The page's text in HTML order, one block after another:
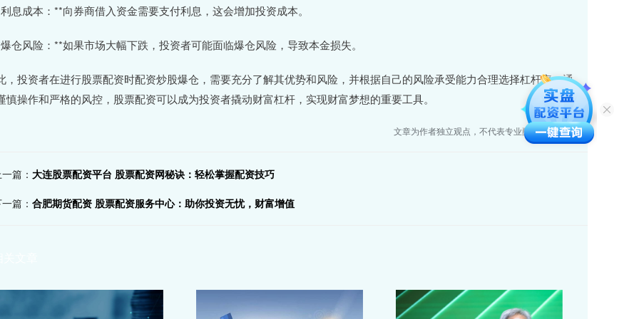
息成本：**向券商借入资金需要支付利息，这会增加投资成本。
仓风险：**如果市场大幅下跌，投资者可能面临爆仓风险，导致本金损失。
，投资者在进行股票配资时配资炒股爆仓，需要充分了解其优势和风险，并根据自己的风险承受能力合理选择杠杆率。通
慎操作和严格的风控，股票配资可以成为投资者撬动财富杠杆，实现财富梦想的重要工具。
文章为作者独立观点，不代表专业配资网站观点
一篇： 大连股票配资平台 股票配资网秘诀：轻松掌握配资技巧
篇： 合肥期货配资 股票配资服务中心：助你投资无忧，财富增值